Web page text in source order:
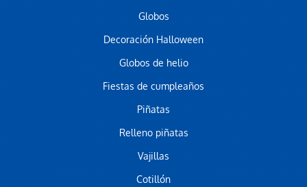
Globos
Decoración Halloween
Globos de helio
Fiestas de cumpleaños
Piñatas
Relleno piñatas
Vajillas
Cotillón